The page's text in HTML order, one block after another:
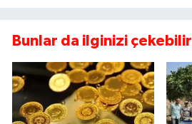
Bunlar da ilginizi çekebilir